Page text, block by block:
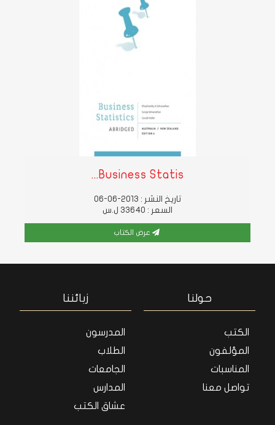
Business Statis...
تاريخ النشر : 2013-06-06
السعر : 33640 ل.س
عرض الكتاب
حولنا
الكتب
المؤلفون
المناسبات
تواصل معنا
زبائننا
المدرسون
الطلاب
الجامعات
المدارس
عشاق الكتب